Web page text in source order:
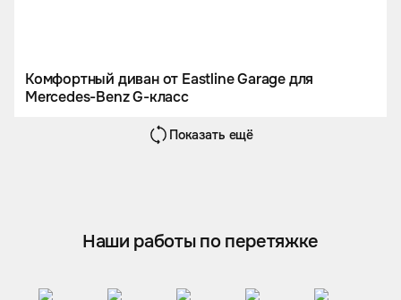
Комфортный диван от Eastline Garage для
Mercedes-Benz G-класс
Показать ещё
Наши работы по перетяжке